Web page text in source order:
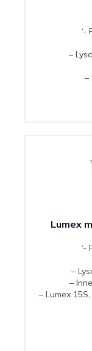
‘-
–
–
Lumex
‘-
–
–
– Lumex